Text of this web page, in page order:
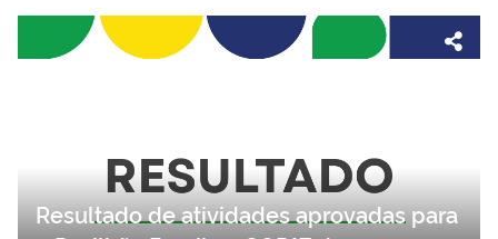
Resultado de atividades aprovadas para